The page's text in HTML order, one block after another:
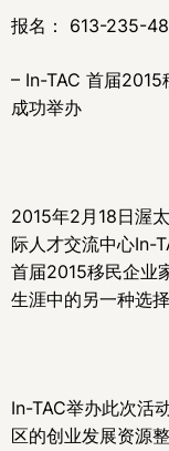
报名： 613-235-
– In-TAC 首届2015
成功举办
2015年2月18日渥
际人才交流中心In-
首届2015移民企业
生涯中的另一种选择
In-TAC举办此次活
区的创业发展资源